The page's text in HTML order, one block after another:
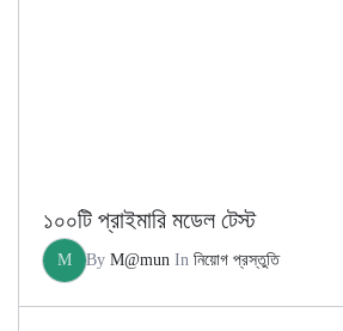
১০০টি প্রাইমারি মডেল টেস্ট
M By M@mun In নিয়োগ প্রস্তুতি